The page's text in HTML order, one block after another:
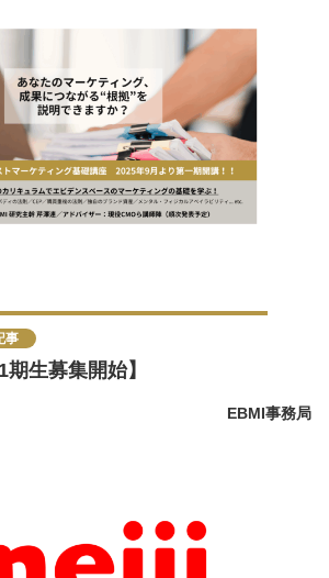
事
生募集開始】
EBMI事務局